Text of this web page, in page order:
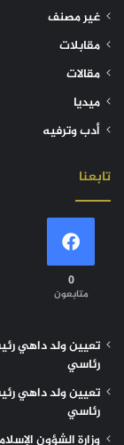
غير مصنف
مقابلات
مقالات
ميديا
أدب وترفيه
تابعنا
0
متابعون
تعيين ولد داهي
رئاسي
تعيين ولد داهي
رئاسي
وزارة الشؤون